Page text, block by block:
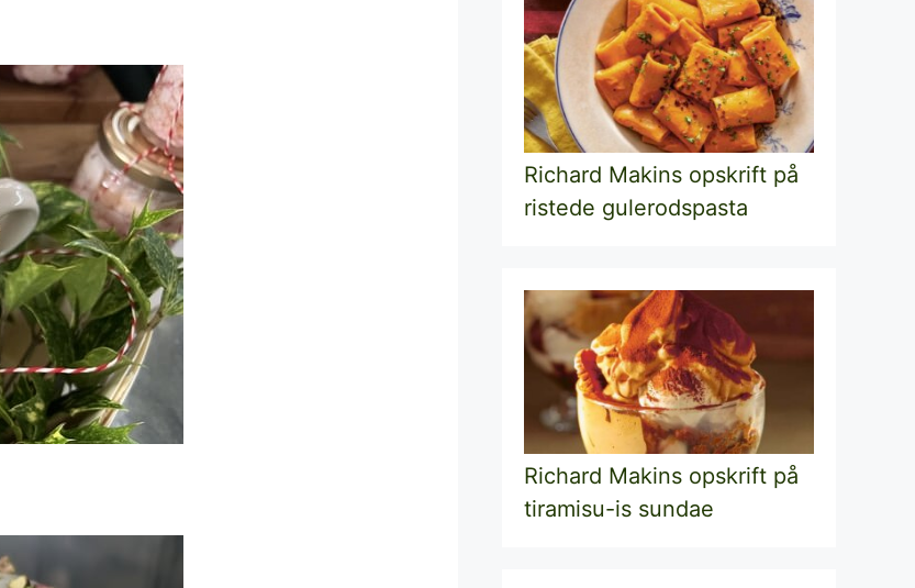
Richard Makins opskrift på
ristede gulerodspasta
Richard Makins opskrift på
tiramisu-is sundae